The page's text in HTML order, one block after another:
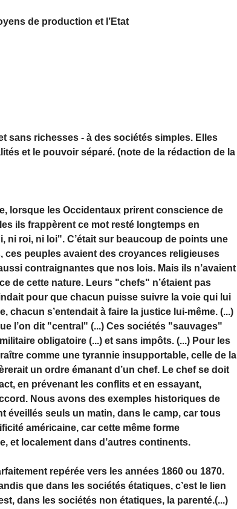
de production et l’Etat
sans richesses - à des sociétés simples. Elles
et le pouvoir séparé. (note de la rédaction de la
lorsque les Occidentaux prirent conscience de
ils frappèrent ce mot resté longtemps en
roi, ni loi". C’était sur beaucoup de points une
ces peuples avaient des croyances religieuses
contraignantes que nos lois. Mais ils n’avaient
de cette nature. Leurs "chefs" n’étaient pas
pour que chacun puisse suivre la voie qui lui
chacun s’entendait à faire la justice lui-même. (...)
l’on dit "central" (...) Ces sociétés "sauvages"
obligatoire (...) et sans impôts. (...) Pour les
comme une tyrannie insupportable, celle de la
un ordre émanant d’un chef. Le chef se doit
en prévenant les conflits et en essayant,
Nous avons des exemples historiques de
éveillés seuls un matin, dans le camp, car tous
américaine, car cette même forme
et localement dans d’autres continents.
repérée vers les années 1860 ou 1870.
que dans les sociétés étatiques, c’est le lien
dans les sociétés non étatiques, la parenté.(...)